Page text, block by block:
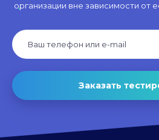
организации вне зависимости от
Заказать